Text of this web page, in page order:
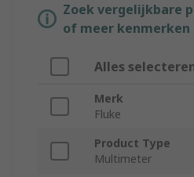
Zoek vergelijkbare
of meer
Alles
Merk
Fluke
Product Type
Multimeter